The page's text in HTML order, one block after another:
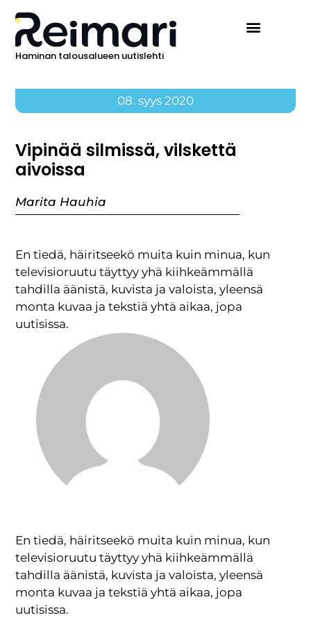
Haminan talousalueen uutislehti
08. syys 2020
Vipinää silmissä, vilskettä
aivoissa
Marita Hauhia
En tiedä, häiritseekö muita kuin minua, kun
televisioruutu täyttyy yhä kiihkeämmällä
tahdilla äänistä, kuvista ja valoista, yleensä
monta kuvaa ja tekstiä yhtä aikaa, jopa
uutisissa.
En tiedä, häiritseekö muita kuin minua, kun
televisioruutu täyttyy yhä kiihkeämmällä
tahdilla äänistä, kuvista ja valoista, yleensä
monta kuvaa ja tekstiä yhtä aikaa, jopa
uutisissa.